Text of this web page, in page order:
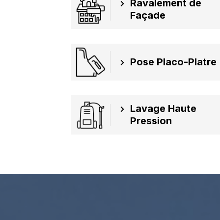
Ravalement de
Façade
Pose Placo-Platre
Lavage Haute
Pression